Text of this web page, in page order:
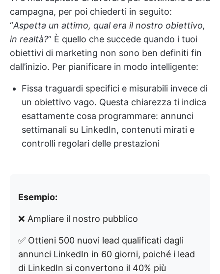
campagna, per poi chiederti in seguito:
“Aspetta un attimo, qual era il nostro obiettivo,
in realtà?” È quello che succede quando i tuoi
obiettivi di marketing non sono ben definiti fin
dall’inizio. Per pianificare in modo intelligente:
Fissa traguardi specifici e misurabili invece di
un obiettivo vago. Questa chiarezza ti indica
esattamente cosa programmare: annunci
settimanali su LinkedIn, contenuti mirati e
controlli regolari delle prestazioni
Esempio:
❌ Ampliare il nostro pubblico
✅ Ottieni 500 nuovi lead qualificati dagli
annunci LinkedIn in 60 giorni, poiché i lead
di LinkedIn si convertono il 40% più